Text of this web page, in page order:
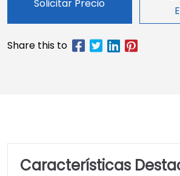
Solicitar Precio
Características